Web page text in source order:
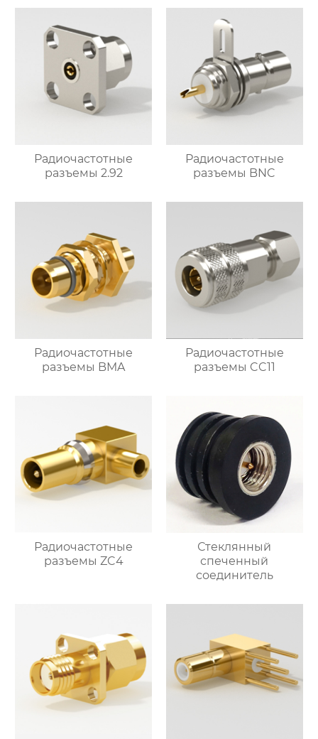
Радиочастотные
разъемы 2.92
Радиочастотные
разъемы BNC
Радиочастотные
разъемы BMA
Радиочастотные
разъемы CC11
Радиочастотные
разъемы ZC4
Стеклянный
спеченный
соединитель